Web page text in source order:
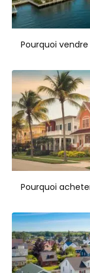
Pourquoi
Pourquoi